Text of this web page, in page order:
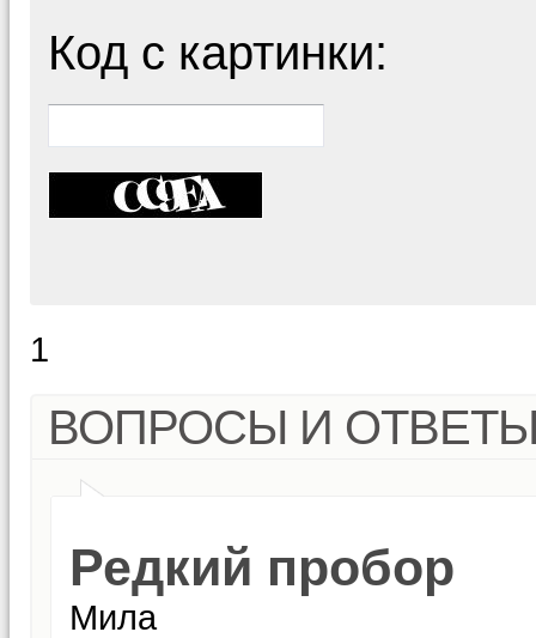
Код с картинки:
1
ВОПРОСЫ И
Редкий пробор
Мила